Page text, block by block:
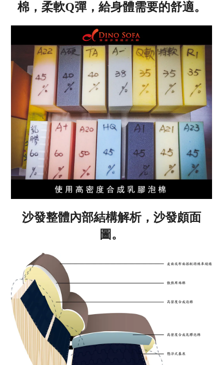
棉，柔軟Q彈，給身體需要的舒適。
沙發整體內部結構解析，沙發頗面
圖。